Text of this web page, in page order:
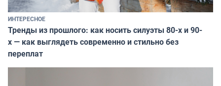
ИНТЕРЕСНОЕ
Тренды из прошлого: как носить силуэты 80-х и 90-
х — как выглядеть современно и стильно без
переплат